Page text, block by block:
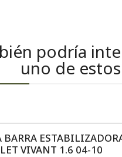
podría
uno de estos
BARRA
VIVANT 1.6 04-10